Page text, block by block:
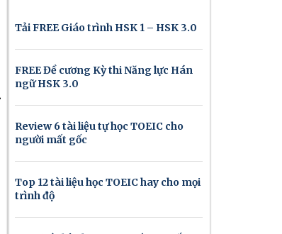
Tải FREE Giáo trình HSK 1 – HSK 3.0
FREE Đề cương Kỳ thi Năng lực Hán
ngữ HSK 3.0
Review 6 tài liệu tự học TOEIC cho
người mất gốc
Top 12 tài liệu học TOEIC hay cho mọi
trình độ